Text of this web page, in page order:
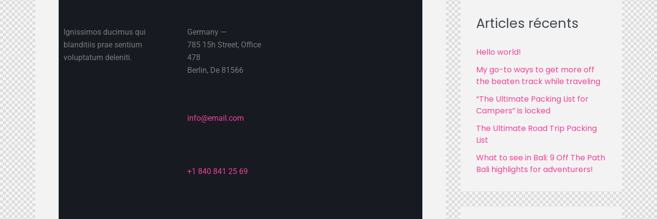
Ignissimos ducimus qui
blanditiis prae sentium
voluptatum deleniti.
Germany —
785 15h Street, Office
478
Berlin, De 81566
info@email.com
+1 840 841 25 69
c
f
o
r
:
Articles récents
Hello world!
My go-to ways to get more off
the beaten track while traveling
“The Ultimate Packing List for
Campers” is locked
The Ultimate Road Trip Packing
List
What to see in Bali: 9 Off The Path
Bali highlights for adventurers!